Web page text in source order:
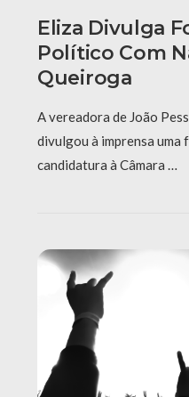
Eliza Divulga
Político Com
Queiroga
A vereadora de João
divulgou à imprensa
candidatura à Câmara …